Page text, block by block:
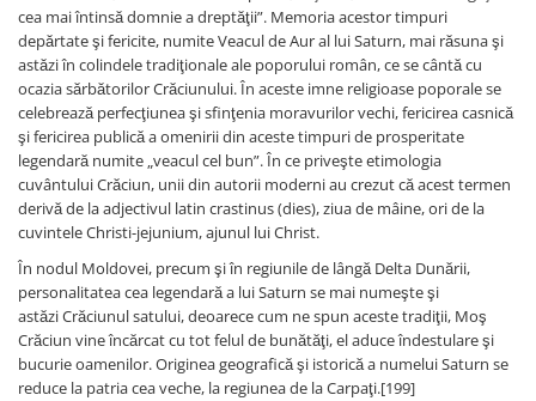
cea mai întinsă domnie a dreptăţii”. Memoria acestor timpuri
depărtate şi fericite, numite Veacul de Aur al lui Saturn, mai răsuna şi
astăzi în colindele tradiţionale ale poporului român, ce se cântă cu
ocazia sărbătorilor Crăciunului. În aceste imne religioase poporale se
celebrează perfecţiunea şi sfinţenia moravurilor vechi, fericirea casnică
şi fericirea publică a omenirii din aceste timpuri de prosperitate
legendară numite „veacul cel bun”. În ce priveşte etimologia
cuvântului Crăciun, unii din autorii moderni au crezut că acest termen
derivă de la adjectivul latin crastinus (dies), ziua de mâine, ori de la
cuvintele Christi-jejunium, ajunul lui Christ.
În nodul Moldovei, precum şi în regiunile de lângă Delta Dunării,
personalitatea cea legendară a lui Saturn se mai numeşte şi
astăzi Crăciunul satului, deoarece cum ne spun aceste tradiţii, Moş
Crăciun vine încărcat cu tot felul de bunătăţi, el aduce îndestulare şi
bucurie oamenilor. Originea geografică şi istorică a numelui Saturn se
reduce la patria cea veche, la regiunea de la Carpaţi.[199]